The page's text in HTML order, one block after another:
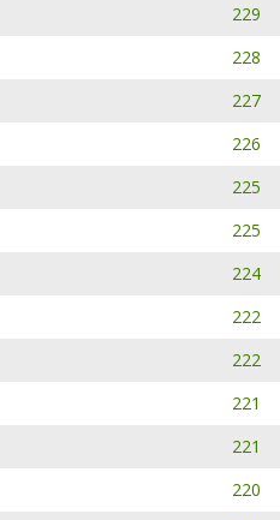
229
228
227
226
225
225
224
222
222
221
221
220